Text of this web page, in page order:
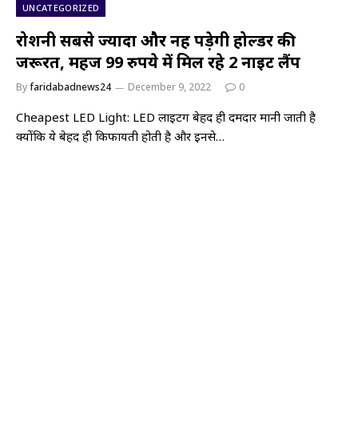
UNCATEGORIZED
रोशनी सबसे ज्यादा और नहीं पड़ेगी होल्डर की
जरूरत, महज 99 रुपये में मिल रहे 2 नाइट लैंप
Byfaridabadnews24 December 9, 2022 0
Cheapest LED Light: LED लाइटिंग बेहद ही दमदार मानी जाती है
क्योंकि ये बेहद ही किफायती होती है और इनसे…